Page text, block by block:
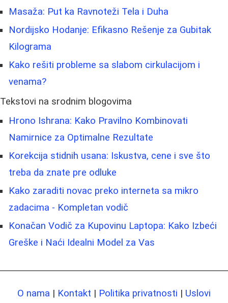
Masaža: Put ka Ravnoteži Tela i Duha
Nordijsko Hodanje: Efikasno Rešenje za Gubitak
Kilograma
Kako rešiti probleme sa slabom cirkulacijom i
venama?
Tekstovi na srodnim blogovima
Hrono Ishrana: Kako Pravilno Kombinovati
Namirnice za Optimalne Rezultate
Korekcija stidnih usana: Iskustva, cene i sve što
treba da znate pre odluke
Kako zaraditi novac preko interneta sa mikro
zadacima - Kompletan vodič
Konačan Vodič za Kupovinu Laptopa: Kako Izbeći
Greške i Naći Idealni Model za Vas
O nama | Kontakt | Politika privatnosti | Uslovi